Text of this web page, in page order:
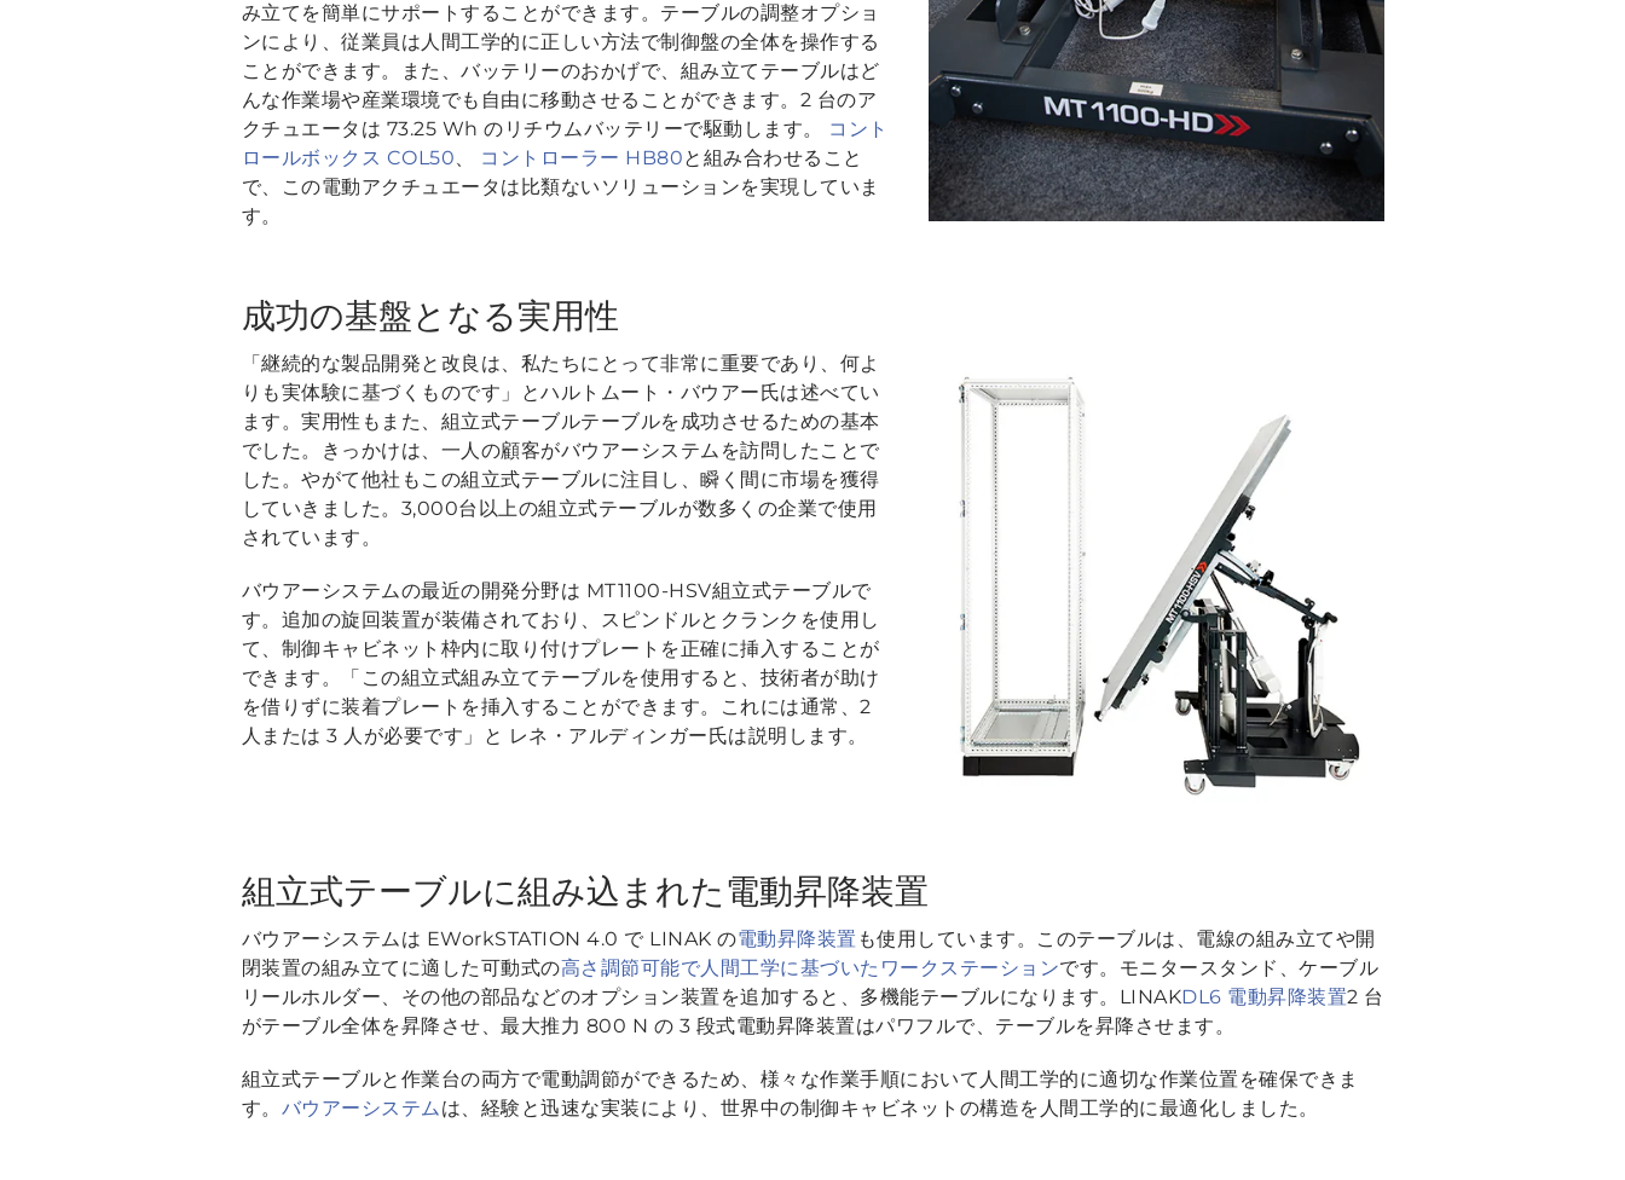
み立てを簡単にサポートすることができます。テーブルの調整オプショ
ンにより、従業員は人間工学的に正しい方法で制御盤の全体を操作する
ことができます。また、バッテリーのおかげで、組み立てテーブルはど
んな作業場や産業環境でも自由に移動させることができます。2 台のア
クチュエータは 73.25 Wh のリチウムバッテリーで駆動します。
コント
ロールボックス COL50、 コントローラー HB80と組み合わせること
で、この電動アクチュエータは比類ないソリューションを実現していま
す。
成功の基盤となる実用性
「継続的な製品開発と改良は、私たちにとって非常に重要であり、何よ
りも実体験に基づくものです」とハルトムート・バウアー氏は述べてい
ます。実用性もまた、組立式テーブルテーブルを成功させるための基本
でした。きっかけは、一人の顧客がバウアーシステムを訪問したことで
した。やがて他社もこの組立式テーブルに注目し、瞬く間に市場を獲得
していきました。3,000台以上の組立式テーブルが数多くの企業で使用
されています。
バウアーシステムの最近の開発分野は MT1100-HSV組立式テーブルで
す。追加の旋回装置が装備されており、スピンドルとクランクを使用し
て、制御キャビネット枠内に取り付けプレートを正確に挿入することが
できます。「この組立式組み立てテーブルを使用すると、技術者が助け
を借りずに装着プレートを挿入することができます。これには通常、2
人または 3 人が必要です」と レネ・アルディンガー氏は説明します。
組立式テーブルに組み込まれた電動昇降装置
バウアーシステムは EWorkSTATION 4.0 で LINAK の電動昇降装置 も使用しています。このテーブルは、電線の組み立てや開
閉装置の組み立てに適した可動式の高さ調節可能で人間工学に基づいたワークステーションです。モニタースタンド、ケーブル
リールホルダー、その他の部品などのオプション装置を追加すると、多機能テーブルになります。LINAKDL6 電動昇降装置2 台
がテーブル全体を昇降させ、最大推力 800 N の 3 段式電動昇降装置はパワフルで、テーブルを昇降させます。
組立式テーブルと作業台の両方で電動調節ができるため、様々な作業手順において人間工学的に適切な作業位置を確保できま
す。 バウアーシステムは、経験と迅速な実装により、世界中の制御キャビネットの構造を人間工学的に最適化しました。